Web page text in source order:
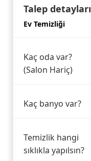
Talep detayları
Ev Temizliği
Kaç oda var?
(Salon Hariç)
Kaç banyo var?
Temizlik hangi
sıklıkla yapılsın?